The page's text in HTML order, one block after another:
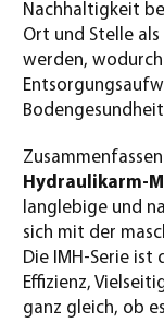
Nachhaltigkeit
Ort und Stelle
werden,
Hydraulikarm-
langlebige und
sich mit der
Die IMH-Serie ist
Effizienz,
ganz gleich, ob